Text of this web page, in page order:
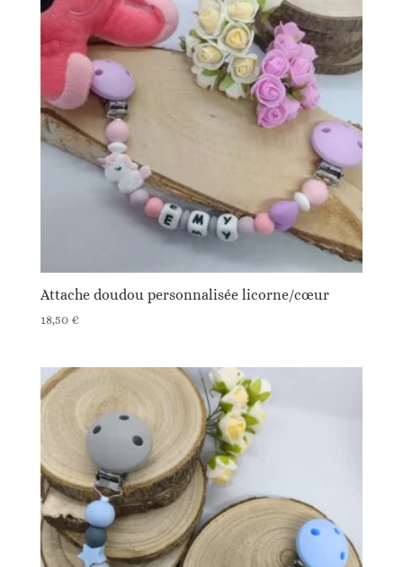
Attache doudou personnalisée licorne/cœur
18,50 €